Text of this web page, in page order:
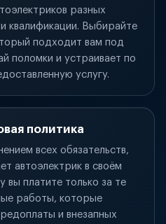
разных
квалификации. Выбирайте
подходит вам под
поломки и устраивает по
услугу.
политика
всех обязательств,
автоэлектрик в своём
вы платите только за те
работы, которые
и внезапных